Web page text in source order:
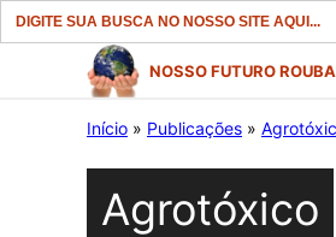
Search
for:
conteúdo
NOSSO FUTURO
Início » Publicações »
Agrotóxico